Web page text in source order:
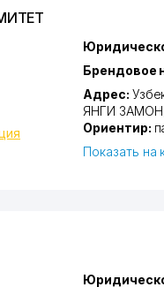
Брендовое
Адрес:
ЯНГИ ЗАМОН
Ориентир:
Показать на